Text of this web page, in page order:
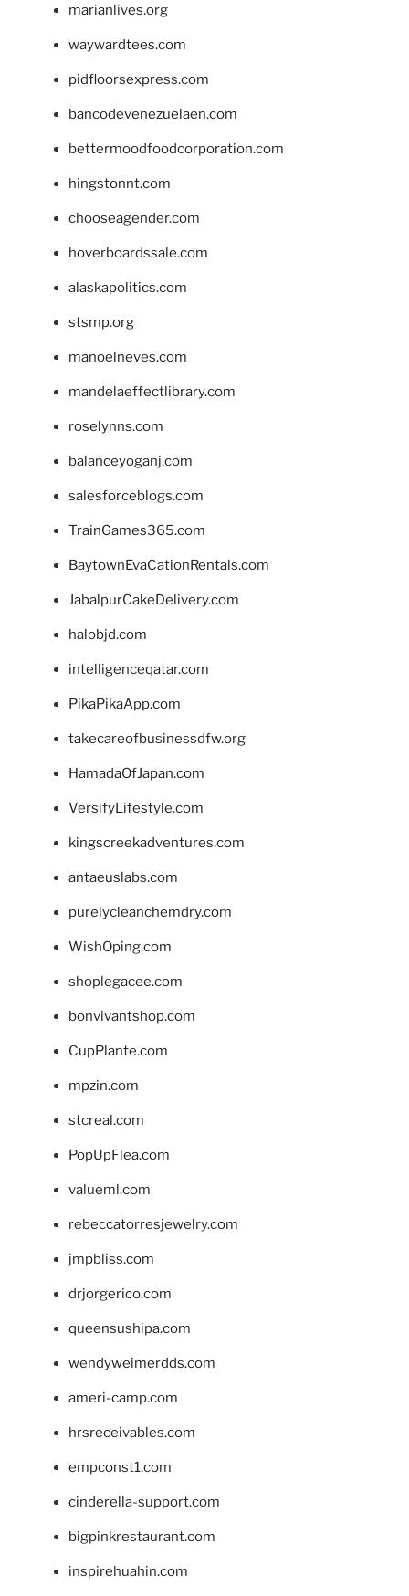
marianlives.org
waywardtees.com
pidfloorsexpress.com
bancodevenezuelaen.com
bettermoodfoodcorporation.com
hingstonnt.com
chooseagender.com
hoverboardssale.com
alaskapolitics.com
stsmp.org
manoelneves.com
mandelaeffectlibrary.com
roselynns.com
balanceyoganj.com
salesforceblogs.com
TrainGames365.com
BaytownEvaCationRentals.com
JabalpurCakeDelivery.com
halobjd.com
intelligenceqatar.com
PikaPikaApp.com
takecareofbusinessdfw.org
HamadaOfJapan.com
VersifyLifestyle.com
kingscreekadventures.com
antaeuslabs.com
purelycleanchemdry.com
WishOping.com
shoplegacee.com
bonvivantshop.com
CupPlante.com
mpzin.com
stcreal.com
PopUpFlea.com
valueml.com
rebeccatorresjewelry.com
jmpbliss.com
drjorgerico.com
queensushipa.com
wendyweimerdds.com
ameri-camp.com
hrsreceivables.com
empconst1.com
cinderella-support.com
bigpinkrestaurant.com
inspirehuahin.com